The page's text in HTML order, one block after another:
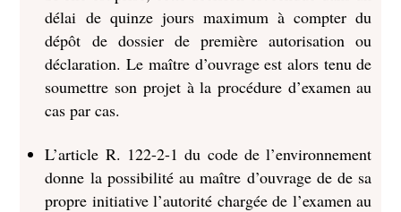
délai de quinze jours maximum à compter du
dépôt de dossier de première autorisation ou
déclaration. Le maître d’ouvrage est alors tenu de
soumettre son projet à la procédure d’examen au
cas par cas.
L’article R. 122-2-1 du code de l’environnement
donne la possibilité au maître d’ouvrage de de sa
propre initiative l’autorité chargée de l’examen au